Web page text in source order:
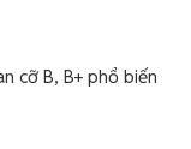
cỡ B, B+ phổ biến